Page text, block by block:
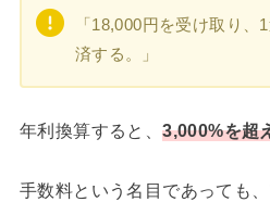
「18,000円を受け取り、
済する。」
年利換算すると、3,000%を超
手数料という名目であっても